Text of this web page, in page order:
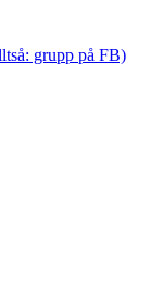
grupp på FB)